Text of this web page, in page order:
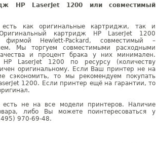
HP LaserJet 1200 или совместимый
как оригинальные картриджи, так и
картридж HP LaserJet 1200
фирмой Hewlett-Packard, совместимый –
Мы торгуем совместимыми расходными
и процент брака у них минимален.
LaserJet 1200 по ресурсу (количеству
оригинальному. Если Ваш принтер не на
сэкономить, то мы рекомендуем покупать
1200. Если принтер ещё на гарантии, то
не на все модели принтеров. Наличие
либо Вы можете поинтересоваться у
970-69-48.